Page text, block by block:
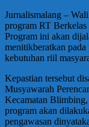
Jurnalismalang –
program RT
Program ini akan
menitikberatkan pada
kebutuhan riil
Kepastian tersebut
Musyawarah
Kecamatan
program akan
pengawasan